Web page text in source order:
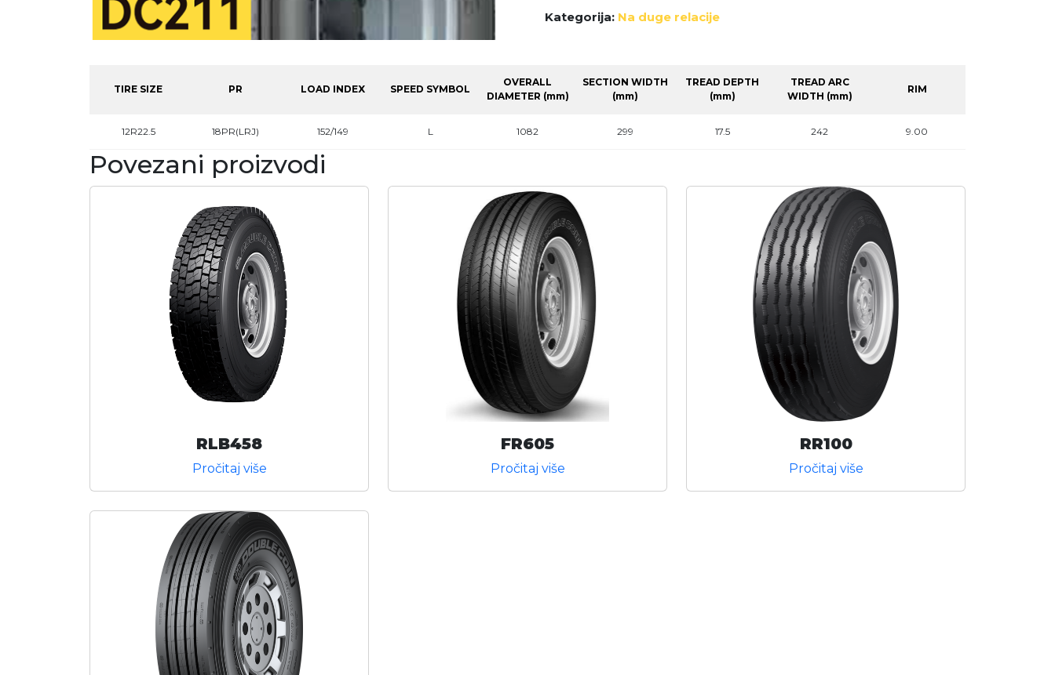
Kategorija: Na duge relacije
TIRE SIZE PR LOAD INDEX SPEED SYMBOL
OVERALL
DIAMETER (mm)
SECTION WIDTH
(mm)
TREAD DEPTH
(mm)
TREAD ARC
WIDTH (mm)
RIM
12R22.5 18PR(LRJ) 152/149 L 1082 299 17.5 242 9.00
Povezani proizvodi
RLB458
Pročitaj više
FR605
Pročitaj više
RR100
Pročitaj više